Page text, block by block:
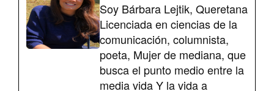
Soy Bárbara Lejtik, Queretana
Licenciada en ciencias de la
comunicación, columnista,
poeta, Mujer de mediana, que
busca el punto medio entre la
media vida Y la vida a